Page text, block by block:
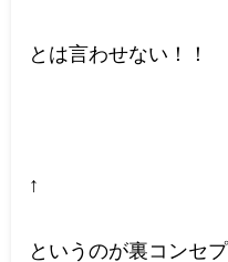
とは言わせない！！
↑
というのが裏コンセ